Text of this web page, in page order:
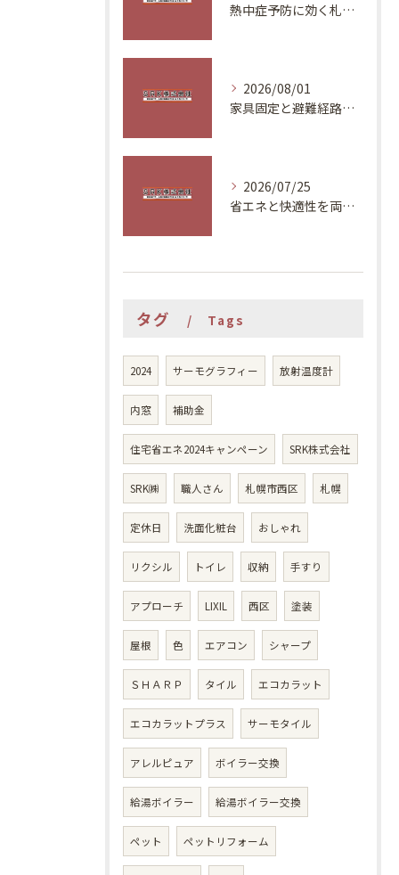
熱中症予防に効く札幌の住環境改善
2026/08/01
家具固定と避難経路で安全な住まいづくり
2026/07/25
省エネと快適性を両立する夏の対策
タグ Tags
2024 サーモグラフィー 放射温度計
内窓 補助金
住宅省エネ2024キャンペーン SRK株式会社
SRK㈱ 職人さん 札幌市西区 札幌
定休日 洗面化粧台 おしゃれ
リクシル トイレ 収納 手すり
アプローチ LIXIL 西区 塗装
屋根 色 エアコン シャープ
ＳＨＡＲＰ タイル エコカラット
エコカラットプラス サーモタイル
アレルピュア ボイラー交換
給湯ボイラー 給湯ボイラー交換
ペット ペットリフォーム